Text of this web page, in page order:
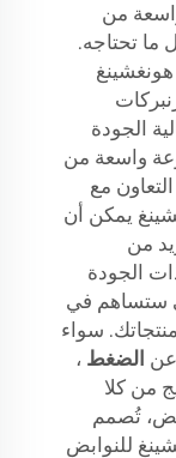
من
ما تحتاجه.
الجودة
واسعة من
مع
يمكن أن
من
الجودة
ستساهم في
سواء
الضغط ،
من كلا
تُصمم
للنوابض